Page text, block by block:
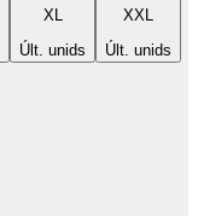
XL
Últ. unids
XXL
Últ. unids